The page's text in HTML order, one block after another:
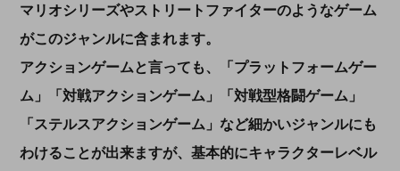
マリオシリーズやストリートファイターのようなゲーム
がこのジャンルに含まれます。
アクションゲームと言っても、「プラットフォームゲー
ム」「対戦アクションゲーム」「対戦型格闘ゲーム」
「ステルスアクションゲーム」など細かいジャンルにも
わけることが出来ますが、基本的にキャラクターレベル